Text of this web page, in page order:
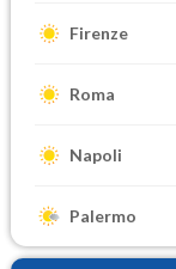
Firenze
Roma
Napoli
Palermo